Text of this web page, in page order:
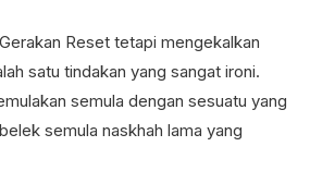
Reset tetapi mengekalkan
satu tindakan yang sangat ironi.
semula dengan sesuatu yang
semula naskhah lama yang